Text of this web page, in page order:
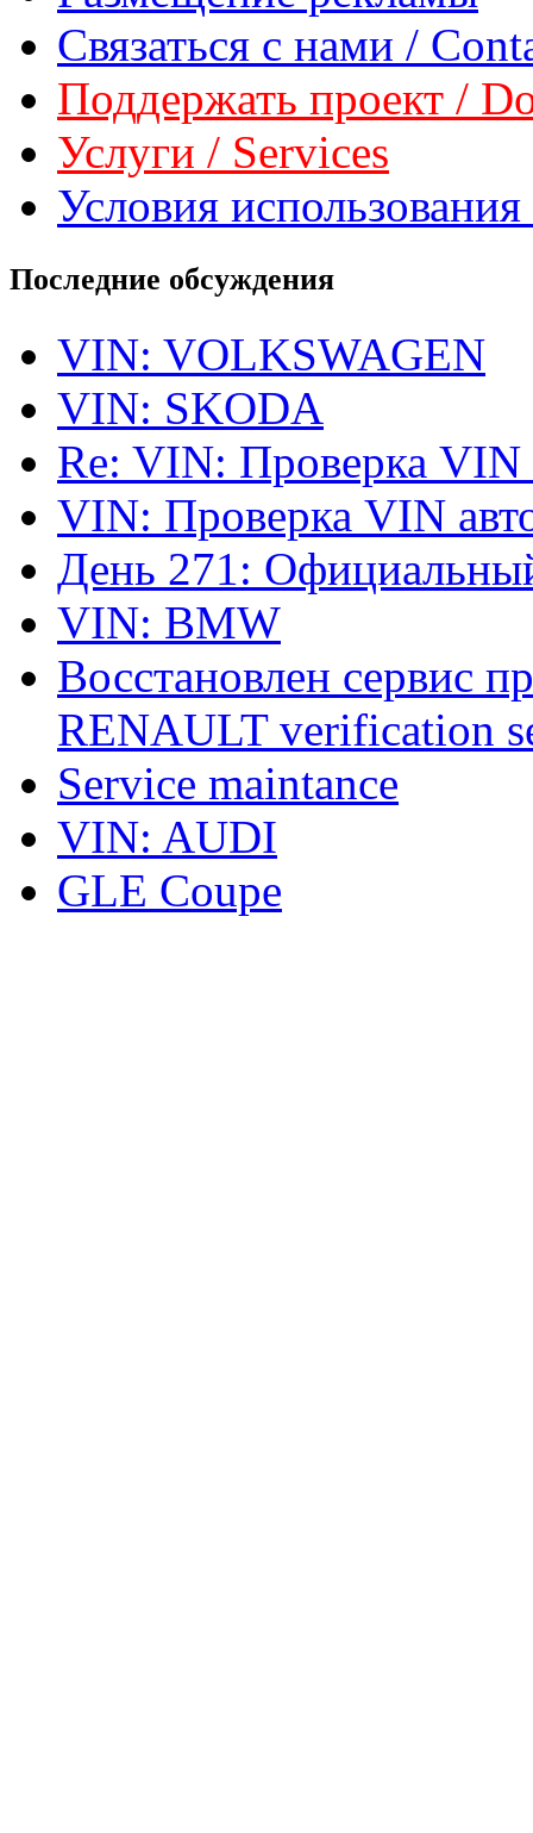
Связаться с нами /
Поддержать проект /
Услуги / Services
Условия
Последние обсуждения
VIN: VOLKSWAGEN
VIN: SKODA
Re: VIN: Проверка VIN
VIN: Проверка VIN
День 271:
VIN: BMW
Восстановлен сервис
RENAULT verification
Service maintance
VIN: AUDI
GLE Coupe